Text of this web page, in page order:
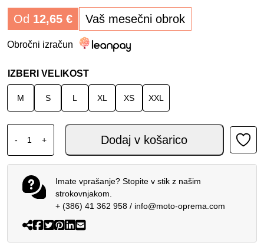
Od 12,65 € Vaš mesečni obrok
Obročni izračun
IZBERI VELIKOST
M S L XL XS XXL
-
HJC i91 PREKLOPNA ČELADA FELIO MC21 količina
+ Dodaj v košarico
Imate vprašanje? Stopite v stik z našim
strokovnjakom.
+ (386) 41 362 958/ info@moto-oprema.com